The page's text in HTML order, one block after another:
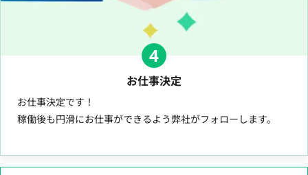
4
お仕事決定
お仕事決定です！
稼働後も円滑にお仕事ができるよう弊社がフォローします。